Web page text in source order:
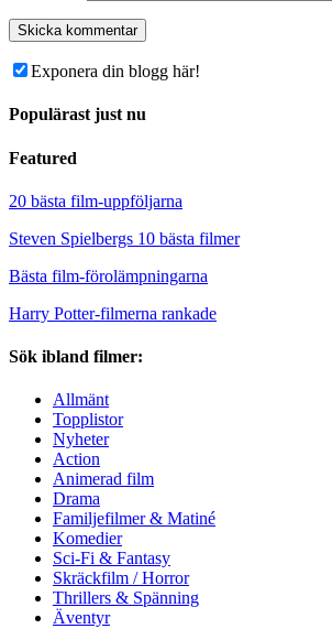
Exponera din blogg här!
Populärast just nu
Featured
20 bästa film-uppföljarna
Steven Spielbergs 10 bästa filmer
Bästa film-förolämpningarna
Harry Potter-filmerna rankade
Sök ibland filmer:
Allmänt
Topplistor
Nyheter
Action
Animerad film
Drama
Familjefilmer & Matiné
Komedier
Sci-Fi & Fantasy
Skräckfilm / Horror
Thrillers & Spänning
Äventyr